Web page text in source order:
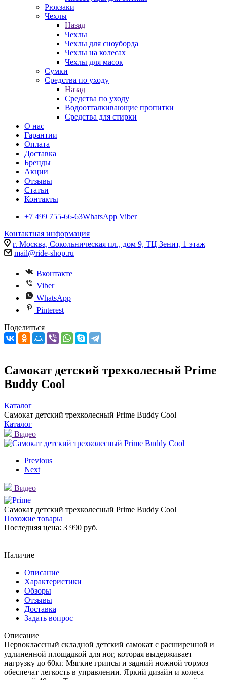
Рюкзаки
Чехлы
Назад
Чехлы
Чехлы для сноуборда
Чехлы на колесах
Чехлы для масок
Сумки
Средства по уходу
Назад
Средства по уходу
Водоотталкивающие пропитки
Средства для стирки
О нас
Гарантии
Оплата
Доставка
Бренды
Акции
Отзывы
Статьи
Контакты
+7 499 755-66-63WhatsApp Viber
Контактная информация
г. Москва, Сокольническая пл., дом 9, ТЦ Зенит, 1 этаж
mail@ride-shop.ru
Вконтакте
Viber
WhatsApp
Pinterest
Поделиться
Самокат детский трехколесный Prime
Buddy Cool
Каталог
Самокат детский трехколесный Prime Buddy Cool
Каталог
Видео
Previous
Next
Видео
Самокат детский трехколесный Prime Buddy Cool
Похожие товары
Последняя цена: 3 990 руб.
Наличие
Описание
Характеристики
Обзоры
Отзывы
Доставка
Задать вопрос
Описание
Первоклассный складной детский самокат с расширенной и
удлиненной площадкой для ног, которая выдерживает
нагрузку до 60кг. Мягкие грипсы и задний ножной тормоз
обеспечат легкость в управлении. Яркий дизайн и колеса